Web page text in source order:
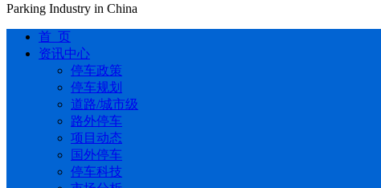
Parking Industry in China
首 页
资讯中心
停车政策
停车规划
道路/城市级
路外停车
项目动态
国外停车
停车科技